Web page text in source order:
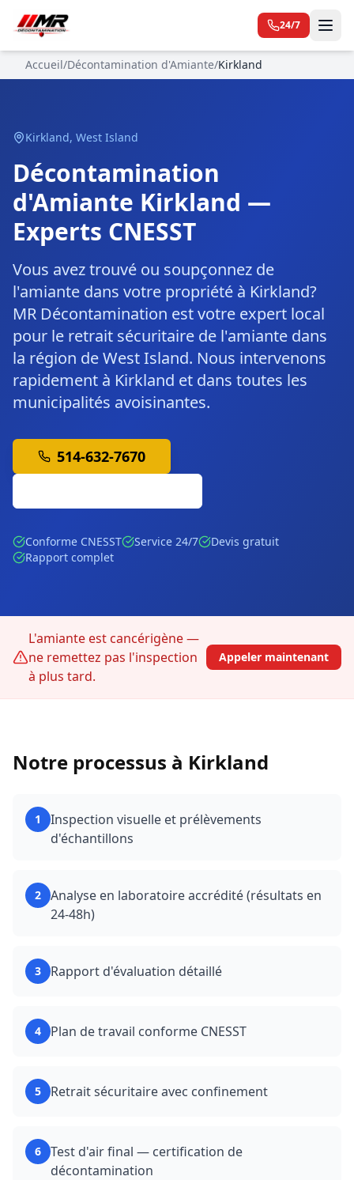
24/7
Accueil/Décontamination d'Amiante/Kirkland
Kirkland, West Island
Décontamination
d'Amiante Kirkland —
Experts CNESST
Vous avez trouvé ou soupçonnez de
l'amiante dans votre propriété à Kirkland?
MR Décontamination est votre expert local
pour le retrait sécuritaire de l'amiante dans
la région de West Island. Nous intervenons
rapidement à Kirkland et dans toutes les
municipalités avoisinantes.
514-632-7670
Conforme CNESST Service 24/7
Devis gratuit
Rapport complet
L'amiante est cancérigène —
ne remettez pas l'inspection
à plus tard.
Appeler maintenant
Notre processus à Kirkland
1
Inspection visuelle et prélèvements
d'échantillons
2
Analyse en laboratoire accrédité (résultats en
24-48h)
3 Rapport d'évaluation détaillé
4 Plan de travail conforme CNESST
5 Retrait sécuritaire avec confinement
6
Test d'air final — certification de
décontamination